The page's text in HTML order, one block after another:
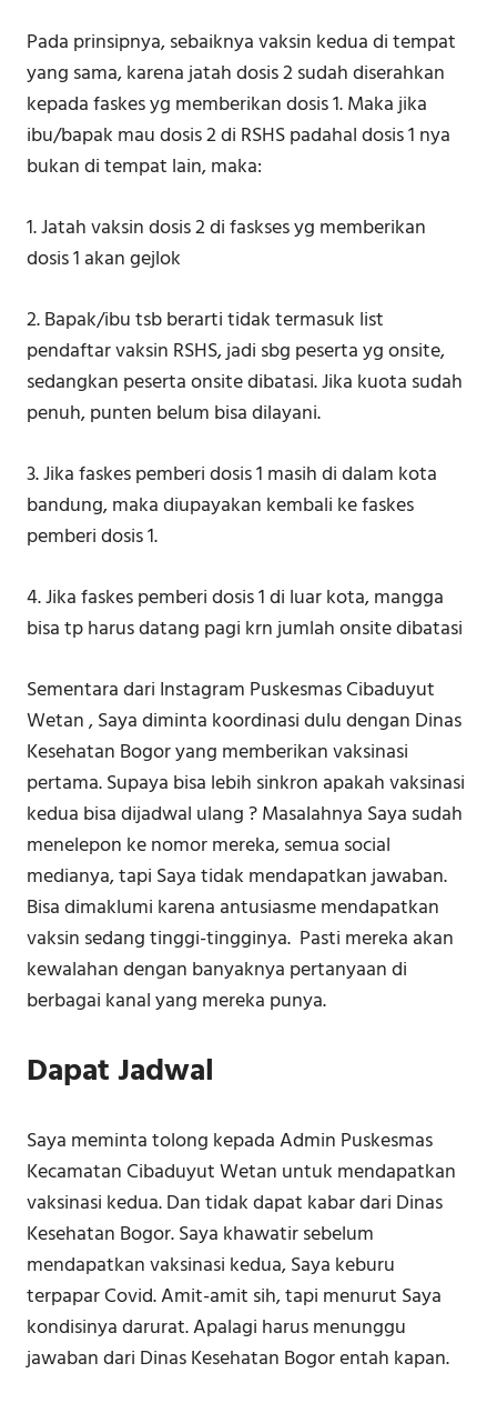
Pada prinsipnya, sebaiknya vaksin kedua di tempat
yang sama, karena jatah dosis 2 sudah diserahkan
kepada faskes yg memberikan dosis 1. Maka jika
ibu/bapak mau dosis 2 di RSHS padahal dosis 1 nya
bukan di tempat lain, maka:
1. Jatah vaksin dosis 2 di faskses yg memberikan
dosis 1 akan gejlok
2. Bapak/ibu tsb berarti tidak termasuk list
pendaftar vaksin RSHS, jadi sbg peserta yg onsite,
sedangkan peserta onsite dibatasi. Jika kuota sudah
penuh, punten belum bisa dilayani.
3. Jika faskes pemberi dosis 1 masih di dalam kota
bandung, maka diupayakan kembali ke faskes
pemberi dosis 1.
4. Jika faskes pemberi dosis 1 di luar kota, mangga
bisa tp harus datang pagi krn jumlah onsite dibatasi
Sementara dari Instagram Puskesmas Cibaduyut
Wetan , Saya diminta koordinasi dulu dengan Dinas
Kesehatan Bogor yang memberikan vaksinasi
pertama. Supaya bisa lebih sinkron apakah vaksinasi
kedua bisa dijadwal ulang ? Masalahnya Saya sudah
menelepon ke nomor mereka, semua social
medianya, tapi Saya tidak mendapatkan jawaban.
Bisa dimaklumi karena antusiasme mendapatkan
vaksin sedang tinggi-tingginya. Pasti mereka akan
kewalahan dengan banyaknya pertanyaan di
berbagai kanal yang mereka punya.
Dapat Jadwal
Saya meminta tolong kepada Admin Puskesmas
Kecamatan Cibaduyut Wetan untuk mendapatkan
vaksinasi kedua. Dan tidak dapat kabar dari Dinas
Kesehatan Bogor. Saya khawatir sebelum
mendapatkan vaksinasi kedua, Saya keburu
terpapar Covid. Amit-amit sih, tapi menurut Saya
kondisinya darurat. Apalagi harus menunggu
jawaban dari Dinas Kesehatan Bogor entah kapan.